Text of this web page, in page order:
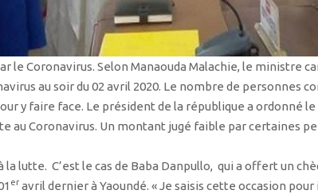
le Coronavirus. Selon Manaouda Malachie, le ministre
au soir du 02 avril 2020. Le nombre de personnes
y faire face. Le président de la république a ordonné
au Coronavirus. Un montant jugé faible par certaines
lutte. C’est le cas de Baba Danpullo, qui a offert un
er avril dernier à Yaoundé. « Je saisis cette occasion